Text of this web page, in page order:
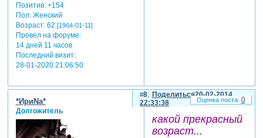
Позитив: +154
Пол:Женский
Возраст:62 [1964-01-11]
Провел на форуме:
14 дней 11 часов
Последний визит:
28-01-2020 21:06:50
Поделиться
8
20-02-2014
22:33:38
*ИриNа*
Долгожитель
какой прекрасный
возраст...
0